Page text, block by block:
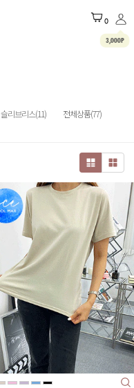
0
3,000P
슬리브리스(11) 전체상품(77)